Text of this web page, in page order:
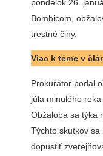
pondelok 26.
Bombicom,
trestné činy.
Viac k téme v
Prokurátor podal
júla minulého
Obžaloba sa týka
Týchto skutkov
dopustiť